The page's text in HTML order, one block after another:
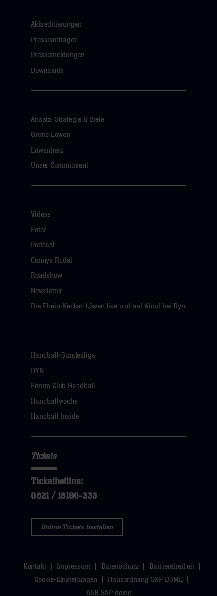
Akkreditierungen
Presseanfragen
Pressemeldungen
Downloads
Ansatz, Strategie & Ziele
Grüne Löwen
Löwenherz
Unser Commitment
Videos
Fotos
Podcast
Connys Rudel
Roadshow
Newsletter
Die Rhein-Neckar Löwen live und auf Abruf bei Dyn
Handball-Bundesliga
DYN
Forum Club Handball
Handballwoche
Handball Inside
Tickets
Tickethotline:
0621 / 18190-333
Online Tickets bestellen
Kontakt Impressum Datenschutz
Barrierefreiheit
Cookie-Einstellungen
Hausordnung SNP DOME
AGB SNP dome